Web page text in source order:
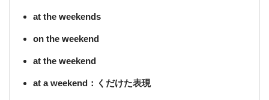
at the weekends
on the weekend
at the weekend
at a weekend：くだけた表現